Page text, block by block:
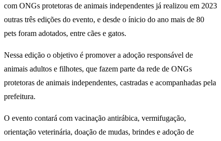
com ONGs protetoras de animais independentes já realizou em 2023
outras três edições do evento, e desde o ínicio do ano mais de 80
pets foram adotados, entre cães e gatos.
Nessa edição o objetivo é promover a adoção responsável de
animais adultos e filhotes, que fazem parte da rede de ONGs
protetoras de animais independentes, castradas e acompanhadas pela
prefeitura.
O evento contará com vacinação antirábica, vermifugação,
orientação veterinária, doação de mudas, brindes e adoção de